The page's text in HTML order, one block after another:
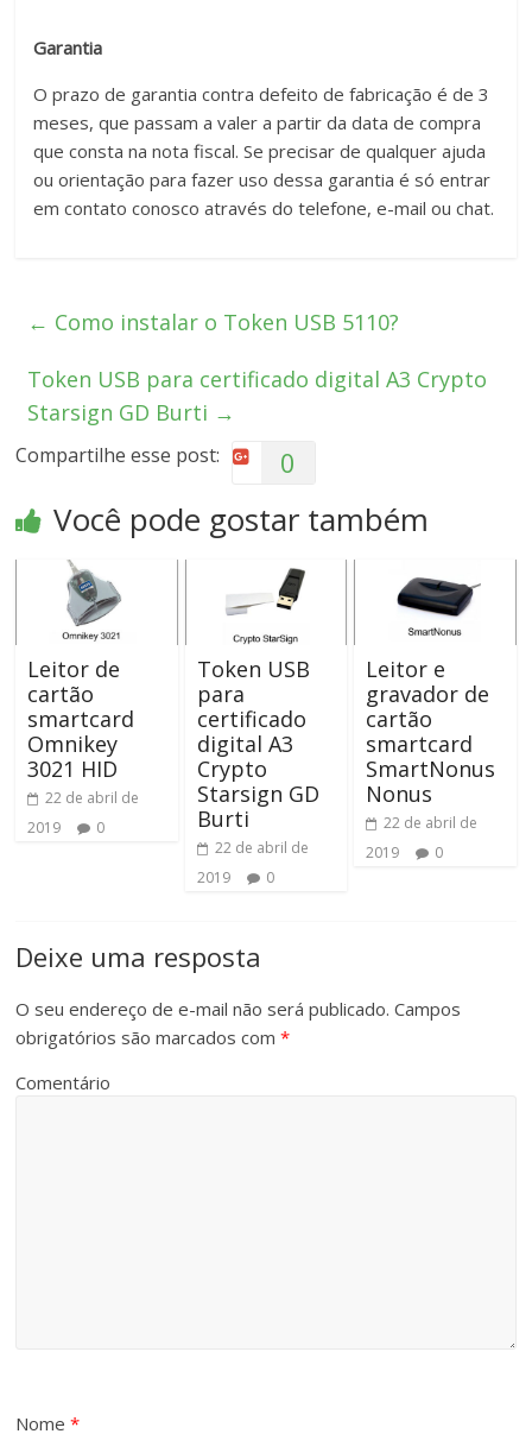
Garantia
O prazo de garantia contra defeito de fabricação é de 3
meses, que passam a valer a partir da data de compra
que consta na nota fiscal. Se precisar de qualquer ajuda
ou orientação para fazer uso dessa garantia é só entrar
em contato conosco através do telefone, e-mail ou chat.
← Como instalar o Token USB 5110?
Token USB para certificado digital A3 Crypto
Starsign GD Burti →
Compartilhe esse post: 0
Você pode gostar também
Leitor de
cartão
smartcard
Omnikey
3021 HID
22 de abril de
2019
0
Token USB
para
certificado
digital A3
Crypto
Starsign GD
Burti
22 de abril de
2019
0
Leitor e
gravador de
cartão
smartcard
SmartNonus
Nonus
22 de abril de
2019
0
Deixe uma resposta
O seu endereço de e-mail não será publicado. Campos
obrigatórios são marcados com*
Comentário
Nome*